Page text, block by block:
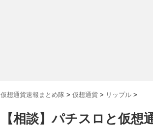
仮想通貨速報まとめ隊 > 仮想通貨 > リップル >
【相談】パチスロと仮想